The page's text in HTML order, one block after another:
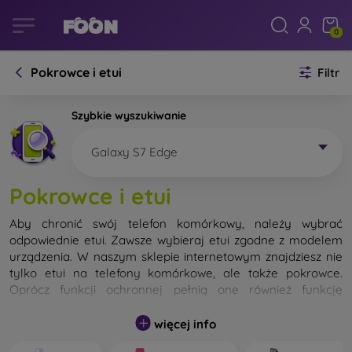
0
Pokrowce i etui Filtr
Szybkie wyszukiwanie
Galaxy S7 Edge
Pokrowce i etui
Aby chronić swój telefon komórkowy, należy wybrać
odpowiednie etui. Zawsze wybieraj etui zgodne z modelem
urządzenia. W naszym sklepie internetowym znajdziesz nie
tylko etui na telefony komórkowe, ale także pokrowce.
Oprócz funkcji ochronnej pełnią one również funkcję
Pokrowiec na telefon komórkowy możemy również nazwać
więcej info